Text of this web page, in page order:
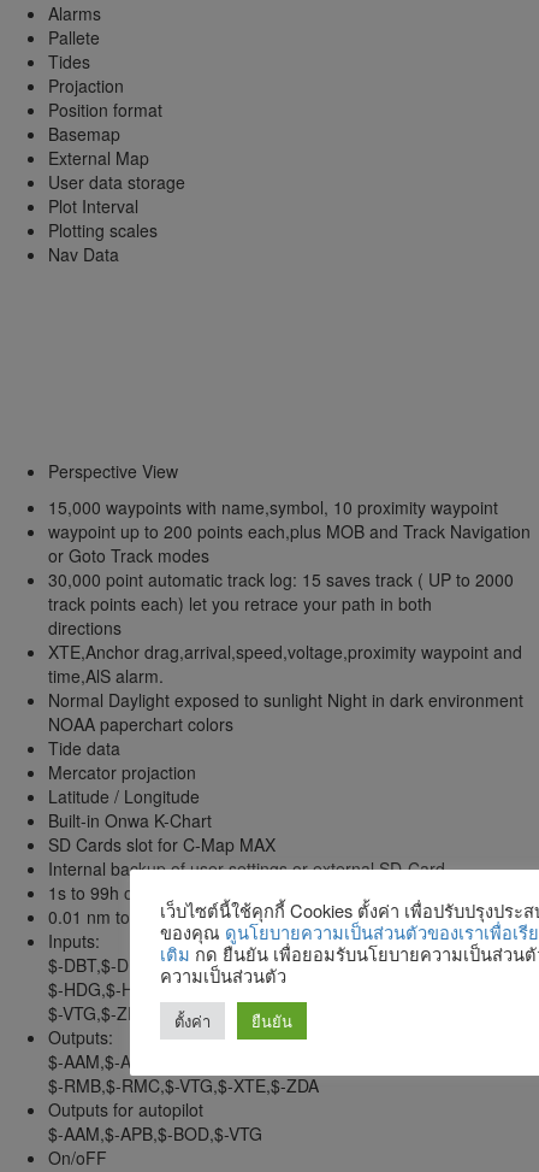
Alarms
Pallete
Tides
Projaction
Position format
Basemap
External Map
User data storage
Plot Interval
Plotting scales
Nav Data
Perspective View
15,000 waypoints with name,symbol, 10 proximity waypoint
waypoint up to 200 points each,plus MOB and Track Navigation
or Goto Track modes
30,000 point automatic track log: 15 saves track ( UP to 2000
track points each) let you retrace your path in both
directions
XTE,Anchor drag,arrival,speed,voltage,proximity waypoint and
time,AlS alarm.
Normal Daylight exposed to sunlight Night in dark environment
NOAA paperchart colors
Tide data
Mercator projaction
Latitude / Longitude
Built-in Onwa K-Chart
SD Cards slot for C-Map MAX
Internal backup of user settings,or external SD-Card
1s to 99h or 0.01 nm to 9.99nm
0.01 nm to 1,000 nm
Inputs:
$-DBT,$-DPT,$-GGA,$-GLL,$-GSA,$-GSV
$-HDG,$-HDM,$-HDT,$-MTW,$-RMB,$-RMC
$-VTG,$-ZDA,$-VWR,$-VWT,$-MWD,$-VPW
Outputs:
$-AAM,$-APB,$-BOD,$-BWC,$-GGA,$-GLL
$-RMB,$-RMC,$-VTG,$-XTE,$-ZDA
Outputs for autopilot
$-AAM,$-APB,$-BOD,$-VTG
On/oFF
เว็บไซต์นี้ใช้คุกกี้ Cookies ตั้งค่า เพื่อปรับปรุงประ
ของคุณ ดูนโยบายความเป็นส่วนตัวของเราเพื่อเรี
เติม กด ยืนยัน เพื่อยอมรับนโยบายความเป็นส่วน
ความเป็นส่วนตัว
ตั้งค่า ยืนยัน